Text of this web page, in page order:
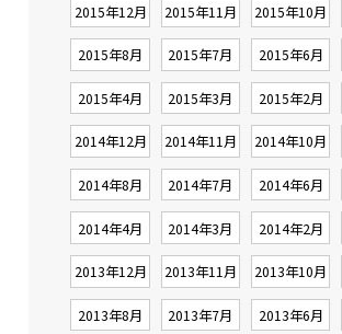
2015年12月 2015年11月 2015年10月
2015年8月 2015年7月 2015年6月
2015年4月 2015年3月 2015年2月
2014年12月 2014年11月 2014年10月
2014年8月 2014年7月 2014年6月
2014年4月 2014年3月 2014年2月
2013年12月 2013年11月 2013年10月
2013年8月 2013年7月 2013年6月